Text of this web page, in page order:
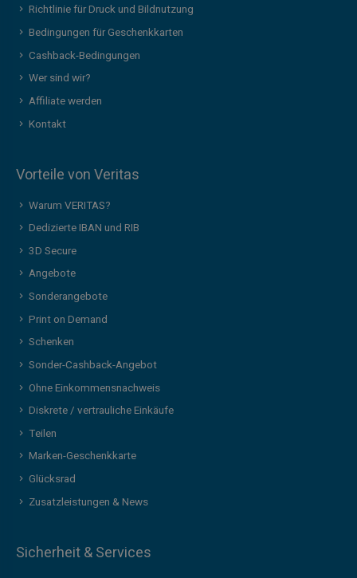
Richtlinie für Druck und Bildnutzung
Bedingungen für Geschenkkarten
Cashback-Bedingungen
Wer sind wir?
Affiliate werden
Kontakt
Vorteile von Veritas
Warum VERITAS?
Dedizierte IBAN und RIB
3D Secure
Angebote
Sonderangebote
Print on Demand
Schenken
Sonder-Cashback-Angebot
Ohne Einkommensnachweis
Diskrete / vertrauliche Einkäufe
Teilen
Marken-Geschenkkarte
Glücksrad
Zusatzleistungen & News
Sicherheit & Services